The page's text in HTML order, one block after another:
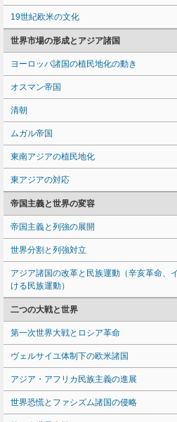
19世紀欧米の文化
世界市場の形成とアジア諸国
ヨーロッパ諸国の植民地化の動き
オスマン帝国
清朝
ムガル帝国
東南アジアの植民地化
東アジアの対応
帝国主義と世界の変容
帝国主義と列強の展開
世界分割と列強対立
アジア諸国の改革と民族運動（辛亥革命、
ける民族運動）
二つの大戦と世界
第一次世界大戦とロシア革命
ヴェルサイユ体制下の欧米諸国
アジア・アフリカ民族主義の進展
世界恐慌とファシズム諸国の侵略